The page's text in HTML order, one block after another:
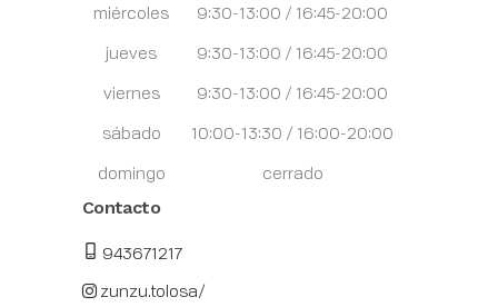
miércoles
9:30-13:00 / 16:45-20:00
jueves
9:30-13:00 / 16:45-20:00
viernes
9:30-13:00 / 16:45-20:00
sábado
10:00-13:30 / 16:00-20:00
domingo
cerrado
Contacto
943671217
zunzu.tolosa/